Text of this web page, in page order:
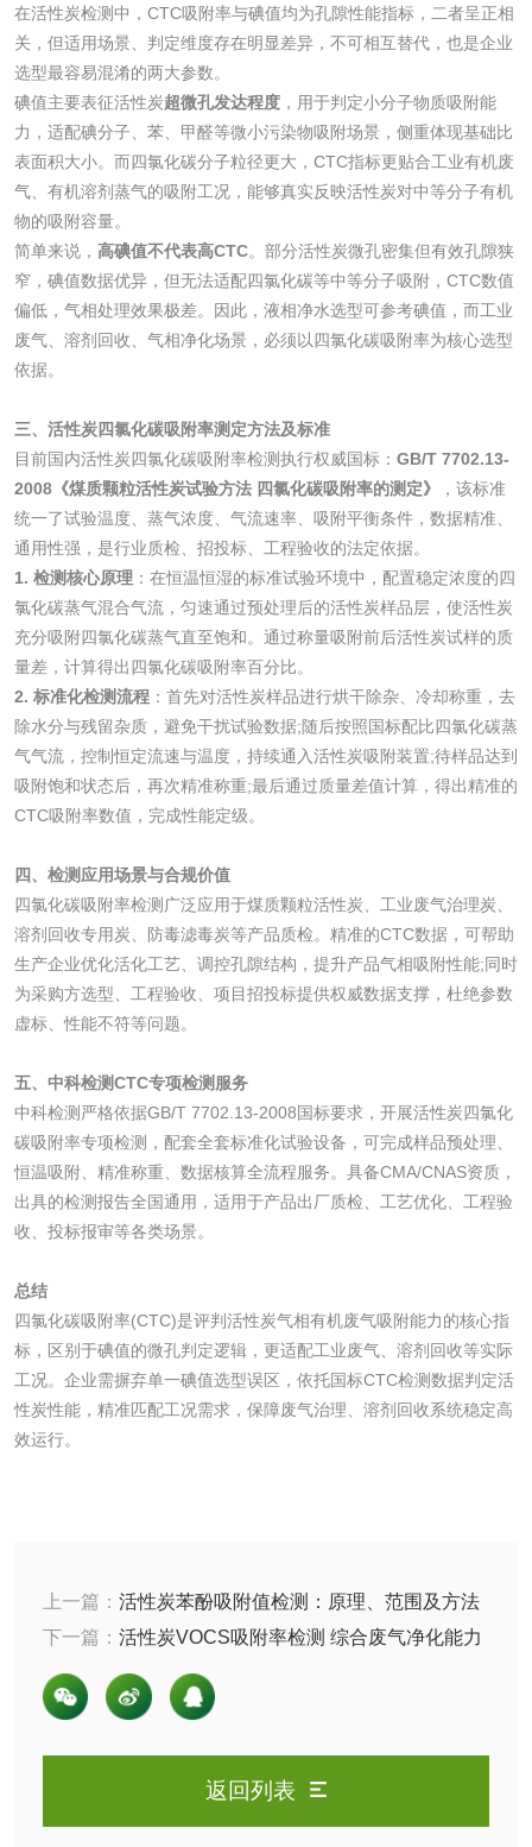
在活性炭检测中，CTC吸附率与碘值均为孔隙性能指标，二者呈正相
关，但适用场景、判定维度存在明显差异，不可相互替代，也是企业
选型最容易混淆的两大参数。
碘值主要表征活性炭超微孔发达程度 ，用于判定小分子物质吸附能
力，适配碘分子、苯、甲醛等微小污染物吸附场景，侧重体现基础比
表面积大小。而四氯化碳分子粒径更大，CTC指标更贴合工业有机废
气、有机溶剂蒸气的吸附工况，能够真实反映活性炭对中等分子有机
物的吸附容量。
简单来说， 高碘值不代表高CTC。部分活性炭微孔密集但有效孔隙狭
窄，碘值数据优异，但无法适配四氯化碳等中等分子吸附，CTC数值
偏低，气相处理效果极差。因此，液相净水选型可参考碘值，而工业
废气、溶剂回收、气相净化场景，必须以四氯化碳吸附率为核心选型
依据。
三、活性炭四氯化碳吸附率测定方法及标准
目前国内活性炭四氯化碳吸附率检测执行权威国标： GB/T 7702.13-
2008《煤质颗粒活性炭试验方法 四氯化碳吸附率的测定》
，该标准
统一了试验温度、蒸气浓度、气流速率、吸附平衡条件，数据精准、
通用性强，是行业质检、招投标、工程验收的法定依据。
1. 检测核心原理 ：在恒温恒湿的标准试验环境中，配置稳定浓度的四
氯化碳蒸气混合气流，匀速通过预处理后的活性炭样品层，使活性炭
充分吸附四氯化碳蒸气直至饱和。通过称量吸附前后活性炭试样的质
量差，计算得出四氯化碳吸附率百分比。
2. 标准化检测流程 ：首先对活性炭样品进行烘干除杂、冷却称重，去
除水分与残留杂质，避免干扰试验数据;随后按照国标配比四氯化碳蒸
气气流，控制恒定流速与温度，持续通入活性炭吸附装置;待样品达到
吸附饱和状态后，再次精准称重;最后通过质量差值计算，得出精准的
CTC吸附率数值，完成性能定级。
四、检测应用场景与合规价值
四氯化碳吸附率检测广泛应用于煤质颗粒活性炭、工业废气治理炭、
溶剂回收专用炭、防毒滤毒炭等产品质检。精准的CTC数据，可帮助
生产企业优化活化工艺、调控孔隙结构，提升产品气相吸附性能;同时
为采购方选型、工程验收、项目招投标提供权威数据支撑，杜绝参数
虚标、性能不符等问题。
五、中科检测CTC专项检测服务
中科检测严格依据GB/T 7702.13-2008国标要求，开展活性炭四氯化
碳吸附率专项检测，配套全套标准化试验设备，可完成样品预处理、
恒温吸附、精准称重、数据核算全流程服务。具备CMA/CNAS资质，
出具的检测报告全国通用，适用于产品出厂质检、工艺优化、工程验
收、投标报审等各类场景。
总结
四氯化碳吸附率(CTC)是评判活性炭气相有机废气吸附能力的核心指
标，区别于碘值的微孔判定逻辑，更适配工业废气、溶剂回收等实际
工况。企业需摒弃单一碘值选型误区，依托国标CTC检测数据判定活
性炭性能，精准匹配工况需求，保障废气治理、溶剂回收系统稳定高
效运行。
上一篇： 活性炭苯酚吸附值检测：原理、范围及方法
标准
下一篇： 活性炭VOCS吸附率检测 综合废气净化能力
测试方法
返回列表
测
电厂水处理活性炭 木质活性炭检测
木质净水用活性炭
检测
农药肥料
化肥检测 微生物菌剂检测
磷酸肥料检测
化工试剂
乳酸钠检测 消泡剂检测
化工助剂检测 涂料助剂检测
化工原料检测 化学品检测
工业用氯化铵检测
油墨检测 凹版油墨和柔印油
墨检测
陶瓷颜料检测
油墨成分分析
水性印刷油墨检测
油品
生物柴油检测 生物质燃料检测
防冻液检测 润滑油运动粘度检
食品接触材料检测 奶嘴检测
食品包装材料检测
料袋检测
复合膜、袋检测